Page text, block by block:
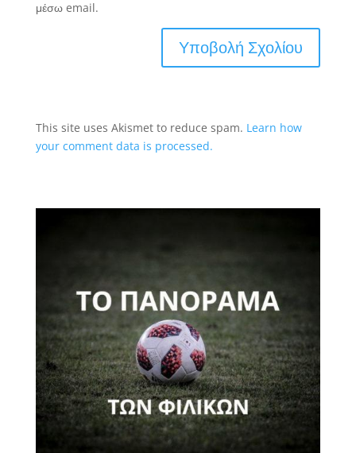
μέσω email.
This site uses Akismet to reduce spam. Learn how
your comment data is processed.